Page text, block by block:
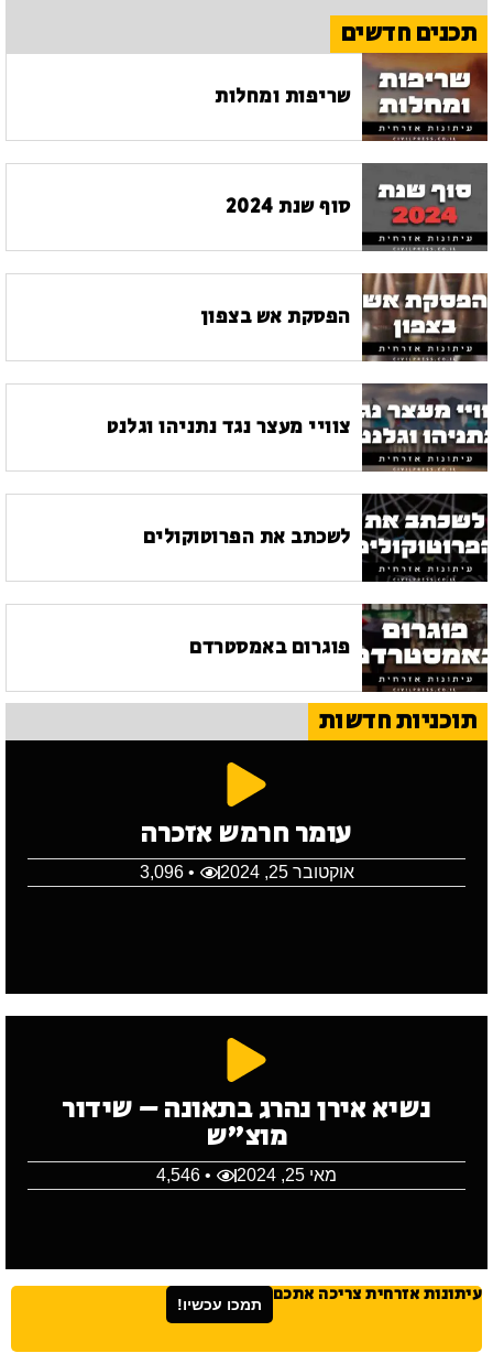
תכנים חדשים
שריפות ומחלות
סוף שנת 2024
הפסקת אש בצפון
צוויי מעצר נגד נתניהו וגלנט
לשכתב את הפרוטוקולים
פוגרום באמסטרדם
תוכניות חדשות
עומר חרמש אזכרה
אוקטובר 25, 2024 • 3,096
נשיא אירן נהרג בתאונה – שידור
מוצ"ש
מאי 25, 2024 • 4,546
עיתונות אזרחית צריכה אתכם תמכו עכשיו!